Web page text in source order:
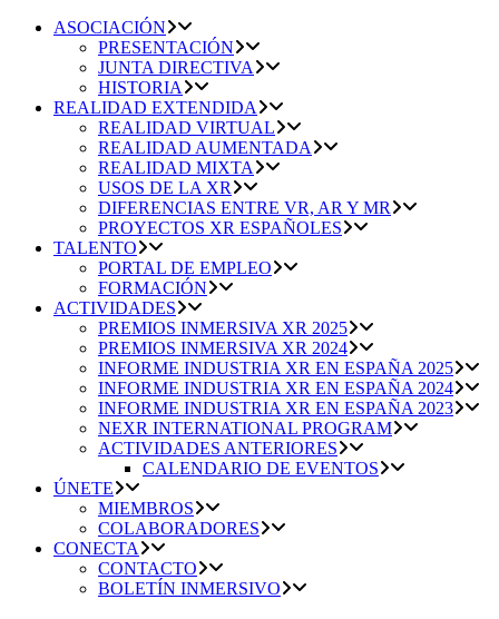
ASOCIACIÓN
PRESENTACIÓN
JUNTA DIRECTIVA
HISTORIA
REALIDAD EXTENDIDA
REALIDAD VIRTUAL
REALIDAD AUMENTADA
REALIDAD MIXTA
USOS DE LA XR
DIFERENCIAS ENTRE VR, AR Y MR
PROYECTOS XR ESPAÑOLES
TALENTO
PORTAL DE EMPLEO
FORMACIÓN
ACTIVIDADES
PREMIOS INMERSIVA XR 2025
PREMIOS INMERSIVA XR 2024
INFORME INDUSTRIA XR EN ESPAÑA 2025
INFORME INDUSTRIA XR EN ESPAÑA 2024
INFORME INDUSTRIA XR EN ESPAÑA 2023
NEXR INTERNATIONAL PROGRAM
ACTIVIDADES ANTERIORES
CALENDARIO DE EVENTOS
ÚNETE
MIEMBROS
COLABORADORES
CONECTA
CONTACTO
BOLETÍN INMERSIVO